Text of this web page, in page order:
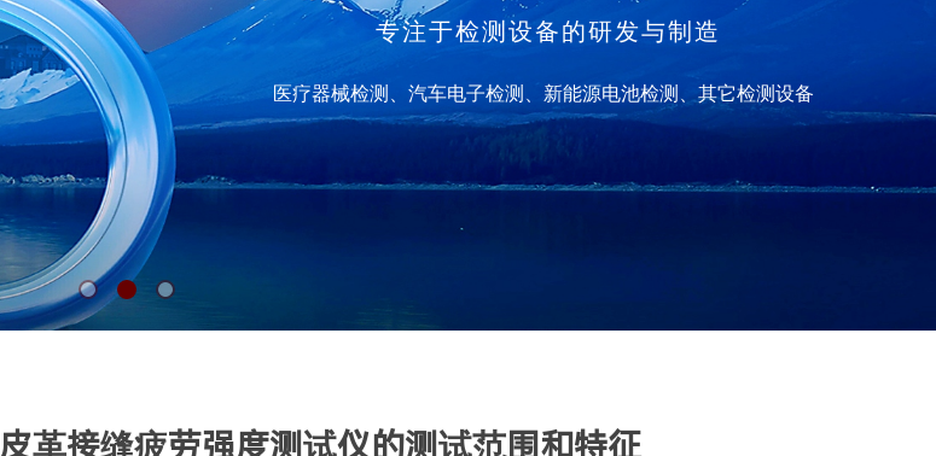
专注于检测设备的研发与制造
医疗器械检测、 汽车电子检测、 新能源电池检测、其它检测设备
皮革接缝疲劳强度测试仪的测试范围和特征